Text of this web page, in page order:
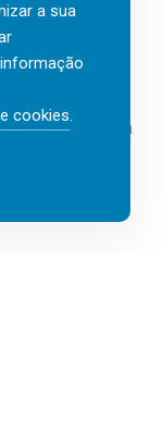
2026
de
(IA), acaba
a sua
cookies.